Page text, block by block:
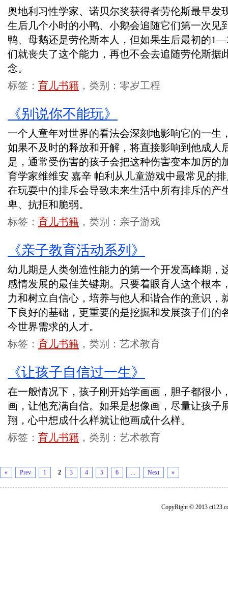
奥地利习性学家、诺贝尔奖获得者劳伦斯最早发
生后几个小时的小鸭、小鹅会追随它们第一次见
鸭、母鹅还是劳伦斯本人，但如果生后最初的
们就丧失了这个能力，再也不会去追随劳伦斯据
念。
标签： 育儿书籍 ，类别：零岁工程
《别说你不能玩》
一个人童年对世界的看法会深刻地影响它的一生
如果不及时的释放和开解，将直接影响到他成人
是，通常受伤害的孩子会把这种伤害变本加厉的
育学家维维安 嘉辛 帕利从儿童游戏中最常见的
在玩耍中的排斥会导致未来生活中所有排斥的产
卑、抗拒和脆弱。
标签： 育儿书籍 ，类别：亲子游戏
《亲子教育活动系列》
幼儿期是人类创造性能力的第一个开发高峰期，
感情发展的最佳关键期。只要着眼育人这个根本
力和树立自信心，培养与他人和谐合作的意识，
下良好的基础，更重要的是挖掘和发展孩子们的
今世界需求的人才。
标签： 育儿书籍 ，类别：艺术教育
《让孩子自信过一生》
在一般情况下，孩子刚开始学画画，胆子都很小
画，让他充满自信。如果是想像画，尽量让孩子
翔，心中想成什么样就让他画成什么样。
标签： 育儿书籍 ，类别：艺术教育
« Prev 1 2 3 4 5 6 ... Next »
CopyRight © 2013